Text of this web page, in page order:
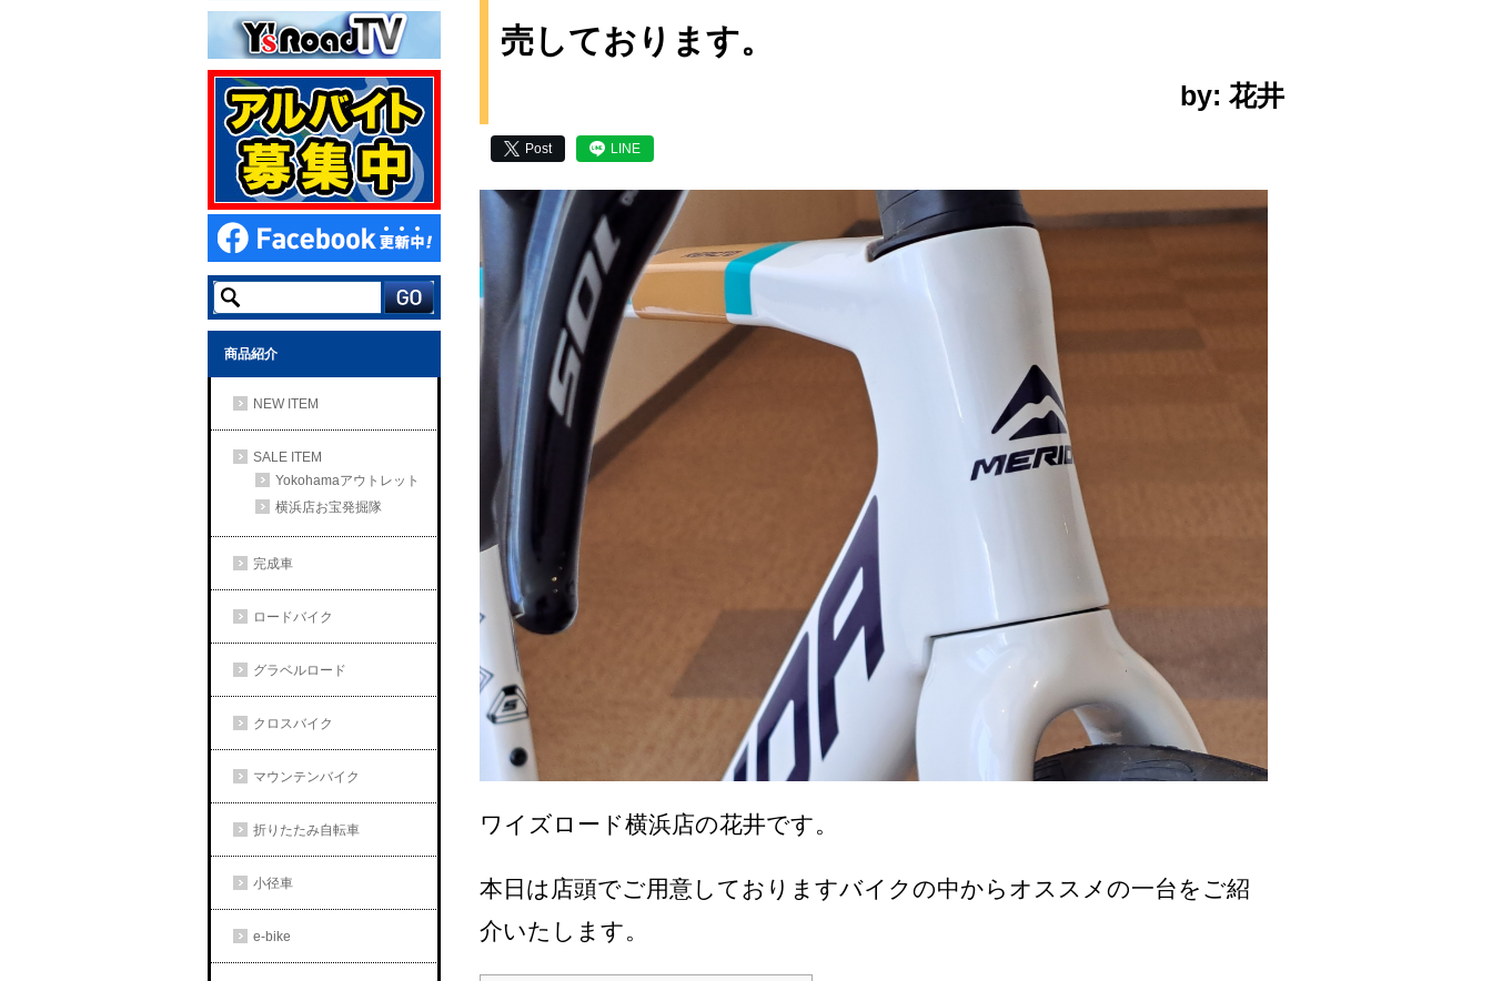
商品紹介
NEW ITEM
SALE ITEM
Yokohamaアウトレット
横浜店お宝発掘隊
完成車
ロードバイク
グラベルロード
クロスバイク
マウンテンバイク
折りたたみ自転車
小径車
e-bike
売しております。
by: 花井
Post LINE
ワイズロード横浜店の花井です。
本日は店頭でご用意しておりますバイクの中からオススメの一台をご紹
介いたします。